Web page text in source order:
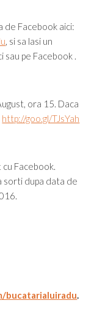
de Facebook aici:
, si sa lasi un
sau pe Facebook .
ora 15. Daca
http://goo.gl/TJsYah
Facebook.
sorti dupa data de
bucatarialuiradu.